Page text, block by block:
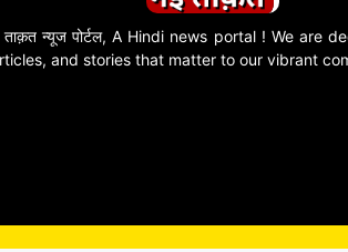
ताक़त न्यूज पोर्टल, A Hindi news portal ! We are
and stories that matter to our vibrant